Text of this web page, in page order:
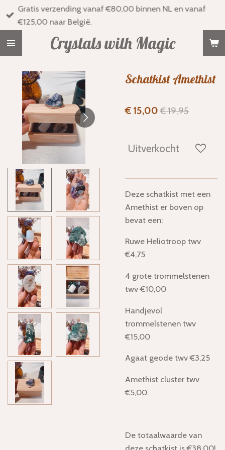
Ga
direct
Crystals with Magic
Gratis verzending vanaf €80,00 binnen NL en vanaf
€125,00 naar België.
Schatkist Amethist
€ 15,00 € 19,95
Uitverkocht
Deze schatkist met een
Amethist er boven op
bevat een;
Ruwe Heliotroop twv
€4,75
4 grote trommelstenen
twv €10,00
Handjevol
trommelstenen twv
€15,00
Agaat geode twv €3,25
Amethist cluster twv
€5,00.
De totaalwaarde van